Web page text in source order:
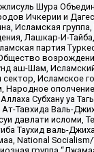
Шура
Ичкерии и
Исламская
Лашкар-И-Тайба,
партия
аш-Шам,
Исламское
Народное
Субхану уа
Тавхида Валь-
давлати исломи,
Таухид валь-
National Socialism/